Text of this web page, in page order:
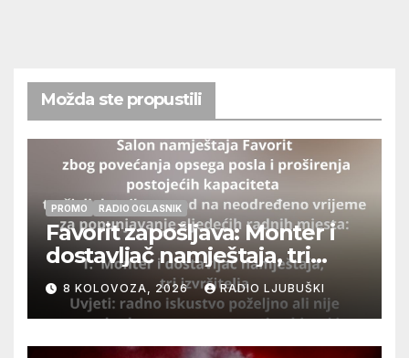
Možda ste propustili
PROMO RADIO OGLASNIK
Favorit zapošljava: Monter i
dostavljač namještaja, tri
izvršitelja
8 KOLOVOZA, 2026 RADIO LJUBUŠKI